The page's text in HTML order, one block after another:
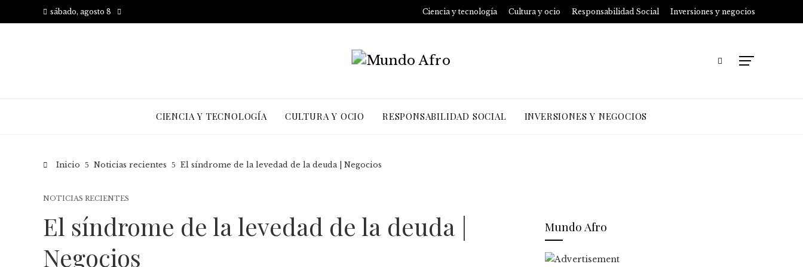
sábado, agosto 8 Ciencia y tecnología Cultura y ocio Responsabilidad Social Inversiones y negocios
CIENCIA Y TECNOLOGÍA CULTURA Y OCIO RESPONSABILIDAD SOCIAL INVERSIONES Y NEGOCIOS
Inicio Noticias recientes El síndrome de la levedad de la deuda | Negocios
NOTICIAS RECIENTES
El síndrome de la levedad de la deuda |
Negocios
Mundo Afro